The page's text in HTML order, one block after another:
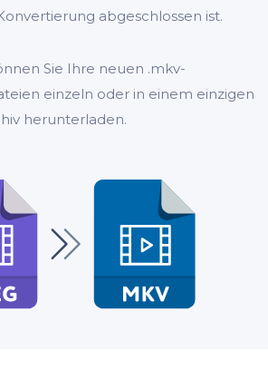
abgeschlossen ist.
Sie Ihre neuen .mkv-
einzeln oder in einem einzigen
herunterladen.